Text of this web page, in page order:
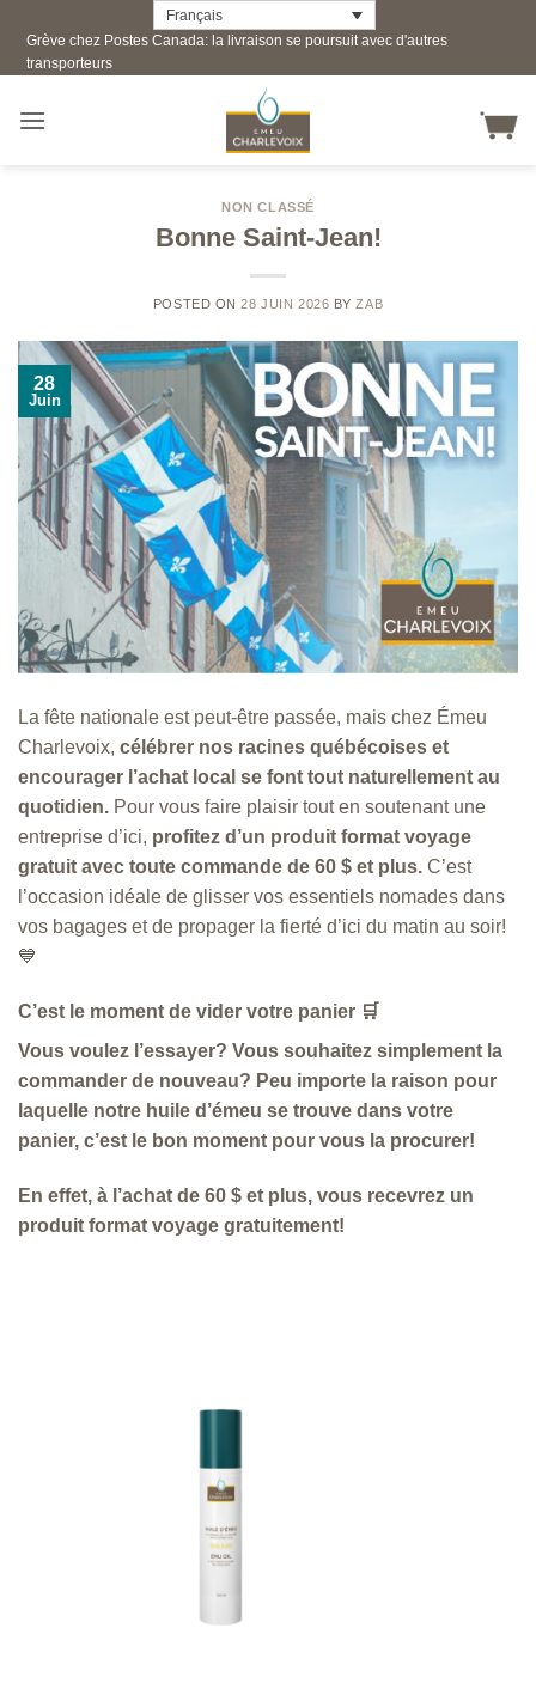
content
Français
Grève chez Postes Canada: la livraison se poursuit avec d'autres
transporteurs
NON CLASSÉ
Bonne Saint-Jean!
POSTED ON28 JUIN 2026 BYZAB
28
Juin
La fête nationale est peut-être passée, mais chez Émeu
Charlevoix, célébrer nos racines québécoises et
encourager l’achat local se font tout naturellement au
quotidien. Pour vous faire plaisir tout en soutenant une
entreprise d’ici, profitez d’un produit format voyage
gratuit avec toute commande de 60 $ et plus. C’est
l’occasion idéale de glisser vos essentiels nomades dans
vos bagages et de propager la fierté d’ici du matin au soir!
💙
C’est le moment de vider votre panier 🛒
Vous voulez l’essayer? Vous souhaitez simplement la
commander de nouveau? Peu importe la raison pour
laquelle notre huile d’émeu se trouve dans votre
panier, c’est le bon moment pour vous la procurer!
En effet, à l’achat de 60 $ et plus, vous recevrez un
produit format voyage gratuitement!